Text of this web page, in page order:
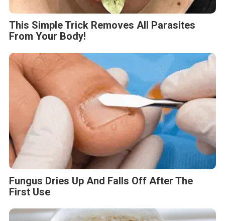
This Simple Trick Removes All Parasites
From Your Body!
Fungus Dries Up And Falls Off After The
First Use